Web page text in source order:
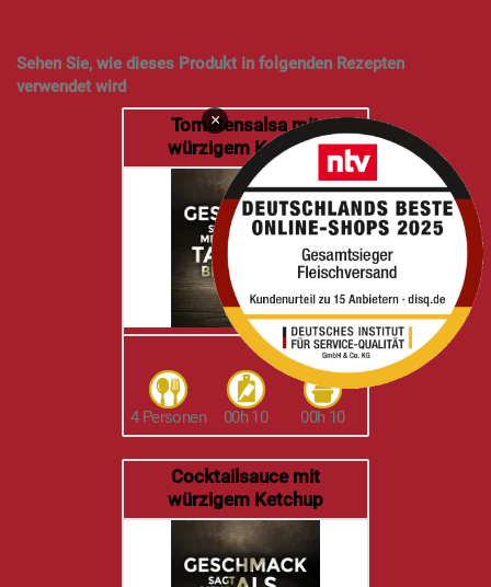
Sehen Sie, wie dieses Produkt in folgenden Rezepten
verwendet wird
Tomatensalsa mit
würzigem Ketchup
4 Personen 00h 10 00h 10
Cocktailsauce mit
würzigem Ketchup
×